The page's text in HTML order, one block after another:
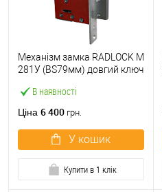
В наявності
Механізм замка RADLOCK M
281У (BS79мм) довгий ключ
Ціна 6 400 грн.
У кошик
Купити в 1 клік